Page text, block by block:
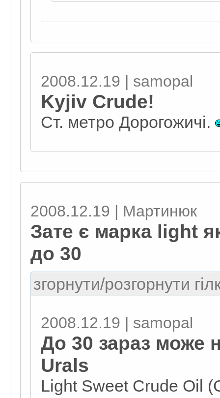
2008.12.19 | samopal
Kyjiv Crude!
Ст. метро Дорогожичі.
2008.12.19 | Мартинюк
Зате є марка light
до 30
згорнути/розгорнути
2008.12.19 | samopal
До 30 зараз може
Urals
Light Sweet Crude Oil